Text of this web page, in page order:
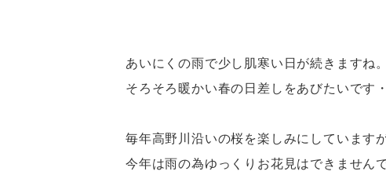
あいにくの雨で少し肌寒い日が続きますね。
そろそろ暖かい春の日差しをあびたいです
毎年高野川沿いの桜を楽しみにしています
今年は雨の為ゆっくりお花見はできません